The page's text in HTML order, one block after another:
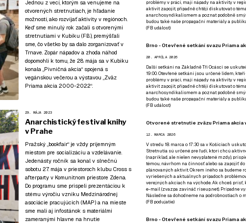
Jednou z vecí, ktorým sa venujeme na
otvorených stretnutiach, je hľadanie
možností, ako rozvíjať aktivity v regiónoch.
Keď sme minulý rok začali s otvorenými
stretnutiami v Kubiku (FB), premýšľali
sme, čo všetko by sa dalo zorganizovať v
Trnave. Zopár nápadov a zhoda náhod
dopomohli k tomu, že 28. mája sa v Kubiku
konala „Pivničná akcia“ spojená s
vegánskou večerou a výstavou „Zväz
Priama akcia 2000-2022“.
29. MÁJA 2023
Anarchistický festival knihy
v Prahe
Pražský „bookfair“je vždy príjemným
miestom pre socializáciu a vzdelávanie.
Jedenásty ročník sa konal v slnečnú
sobotu 27. mája v priestoroch klubu Cross s
afterparty v Komunitnom priestore Zdena.
Do programu sme prispeli prezentáciou k
stému výročiu vzniku Medzinárodnej
asociácie pracujúcich (MAP) a na mieste
sme mali aj infostánok s materiálmi
zameranými hlavne na hnutie
problémy v práci, mají nápady na aktivity v
aktivit zapojit, případně chtějí diskutovat o
anarchosyndikalismem a poznat podobně
budou také naše propagační materiály a
(FB událost)
Brno - Otevřené setkání svazu Priama
20. APRÍLA 2026
Další setkání na Základně Tři Ocásci se
19:00. Otevřené setkání jsou určené lidem,
problémy v práci, mají nápady na aktivity v
aktivit zapojit, případně chtějí diskutovat o
anarchosyndikalismem a poznat podobně
budou také naše propagační materiály a
(FB událost)
Otvorené stretnutie zväzu Priama akcia
12. MARCA 2026
V stredu 18. marca o 17:30 sa v Košiciach
Stretnutia sú určené pre ľudí, ktorí chcú
(napríklad, ale nielen nevyplatené mzdy),
témou, návrhom na činnosť alebo sa zapojiť
plánovaných aktivít. Okrem iného sa budeme
vyriešených a aktuálnych prípadoch
verejných akciach na východe. Ak chceš prísť,
e-mail (zvazpa zavináč riseup.net). Prípadne
Následne sa dohodneme na podrobnostiach o
(FB podujatie)
Brno - Otevřené setkání svazu Priama